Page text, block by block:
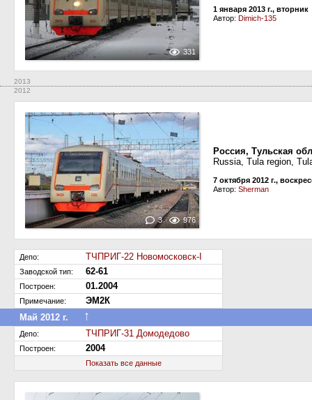
331
1 января 2013 г., вторник
Автор: Dimich-135
2013
2012
3 976
Россия, Тульская
Russia, Tula region,
7 октября 2012 г.,
Автор: Sherman
Депо: ТЧПРИГ-22 Новомосковск-I
Заводской тип: 62-61
Построен: 01.2004
Примечание:
ЭМ2К
Май 2012 г.
↑
Депо: ТЧПРИГ-31 Домодедово
Построен: 2004
Показать все данные